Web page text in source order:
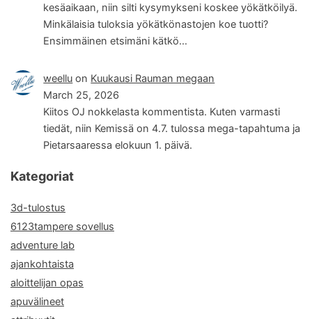
kesäaikaan, niin silti kysymykseni koskee yökätköilyä.
Minkälaisia tuloksia yökätkönastojen koe tuotti?
Ensimmäinen etsimäni kätkö…
weellu on Kuukausi Rauman megaan
March 25, 2026
Kiitos OJ nokkelasta kommentista. Kuten varmasti
tiedät, niin Kemissä on 4.7. tulossa mega-tapahtuma ja
Pietarsaaressa elokuun 1. päivä.
Kategoriat
3d-tulostus
6123tampere sovellus
adventure lab
ajankohtaista
aloittelijan opas
apuvälineet